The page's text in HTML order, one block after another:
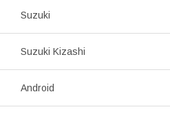
Suzuki
Suzuki Kizashi
Android